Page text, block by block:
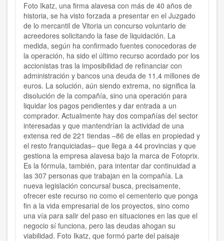
Foto Ikatz, una firma alavesa con más de 40 años de
historia, se ha visto forzada a presentar en el Juzgado
de lo mercantil de Vitoria un concurso voluntario de
acreedores solicitando la fase de liquidación. La
medida, según ha confirmado fuentes conocedoras de
la operación, ha sido el último recurso acordado por los
accionistas tras la imposibilidad de refinanciar con
administración y bancos una deuda de 11,4 millones de
euros. La solución, aún siendo extrema, no significa la
disolución de la compañía, sino una operación para
liquidar los pagos pendientes y dar entrada a un
comprador. Actualmente hay dos compañías del sector
interesadas y que mantendrían la actividad de una
extensa red de 221 tiendas –86 de ellas en propiedad y
el resto franquiciadas– que llega a 44 provincias y que
gestiona la empresa alavesa bajo la marca de Fotoprix.
Es la fórmula, también, para intentar dar continuidad a
las 307 personas que trabajan en la compañía. La
nueva legislación concursal busca, precisamente,
ofrecer este recurso no como el cementerio que ponga
fin a la vida empresarial de los proyectos, sino como
una vía para salir del paso en situaciones en las que el
negocio sí funciona, pero las deudas ahogan su
viabilidad. Foto Ikatz, que formó parte del paisaje